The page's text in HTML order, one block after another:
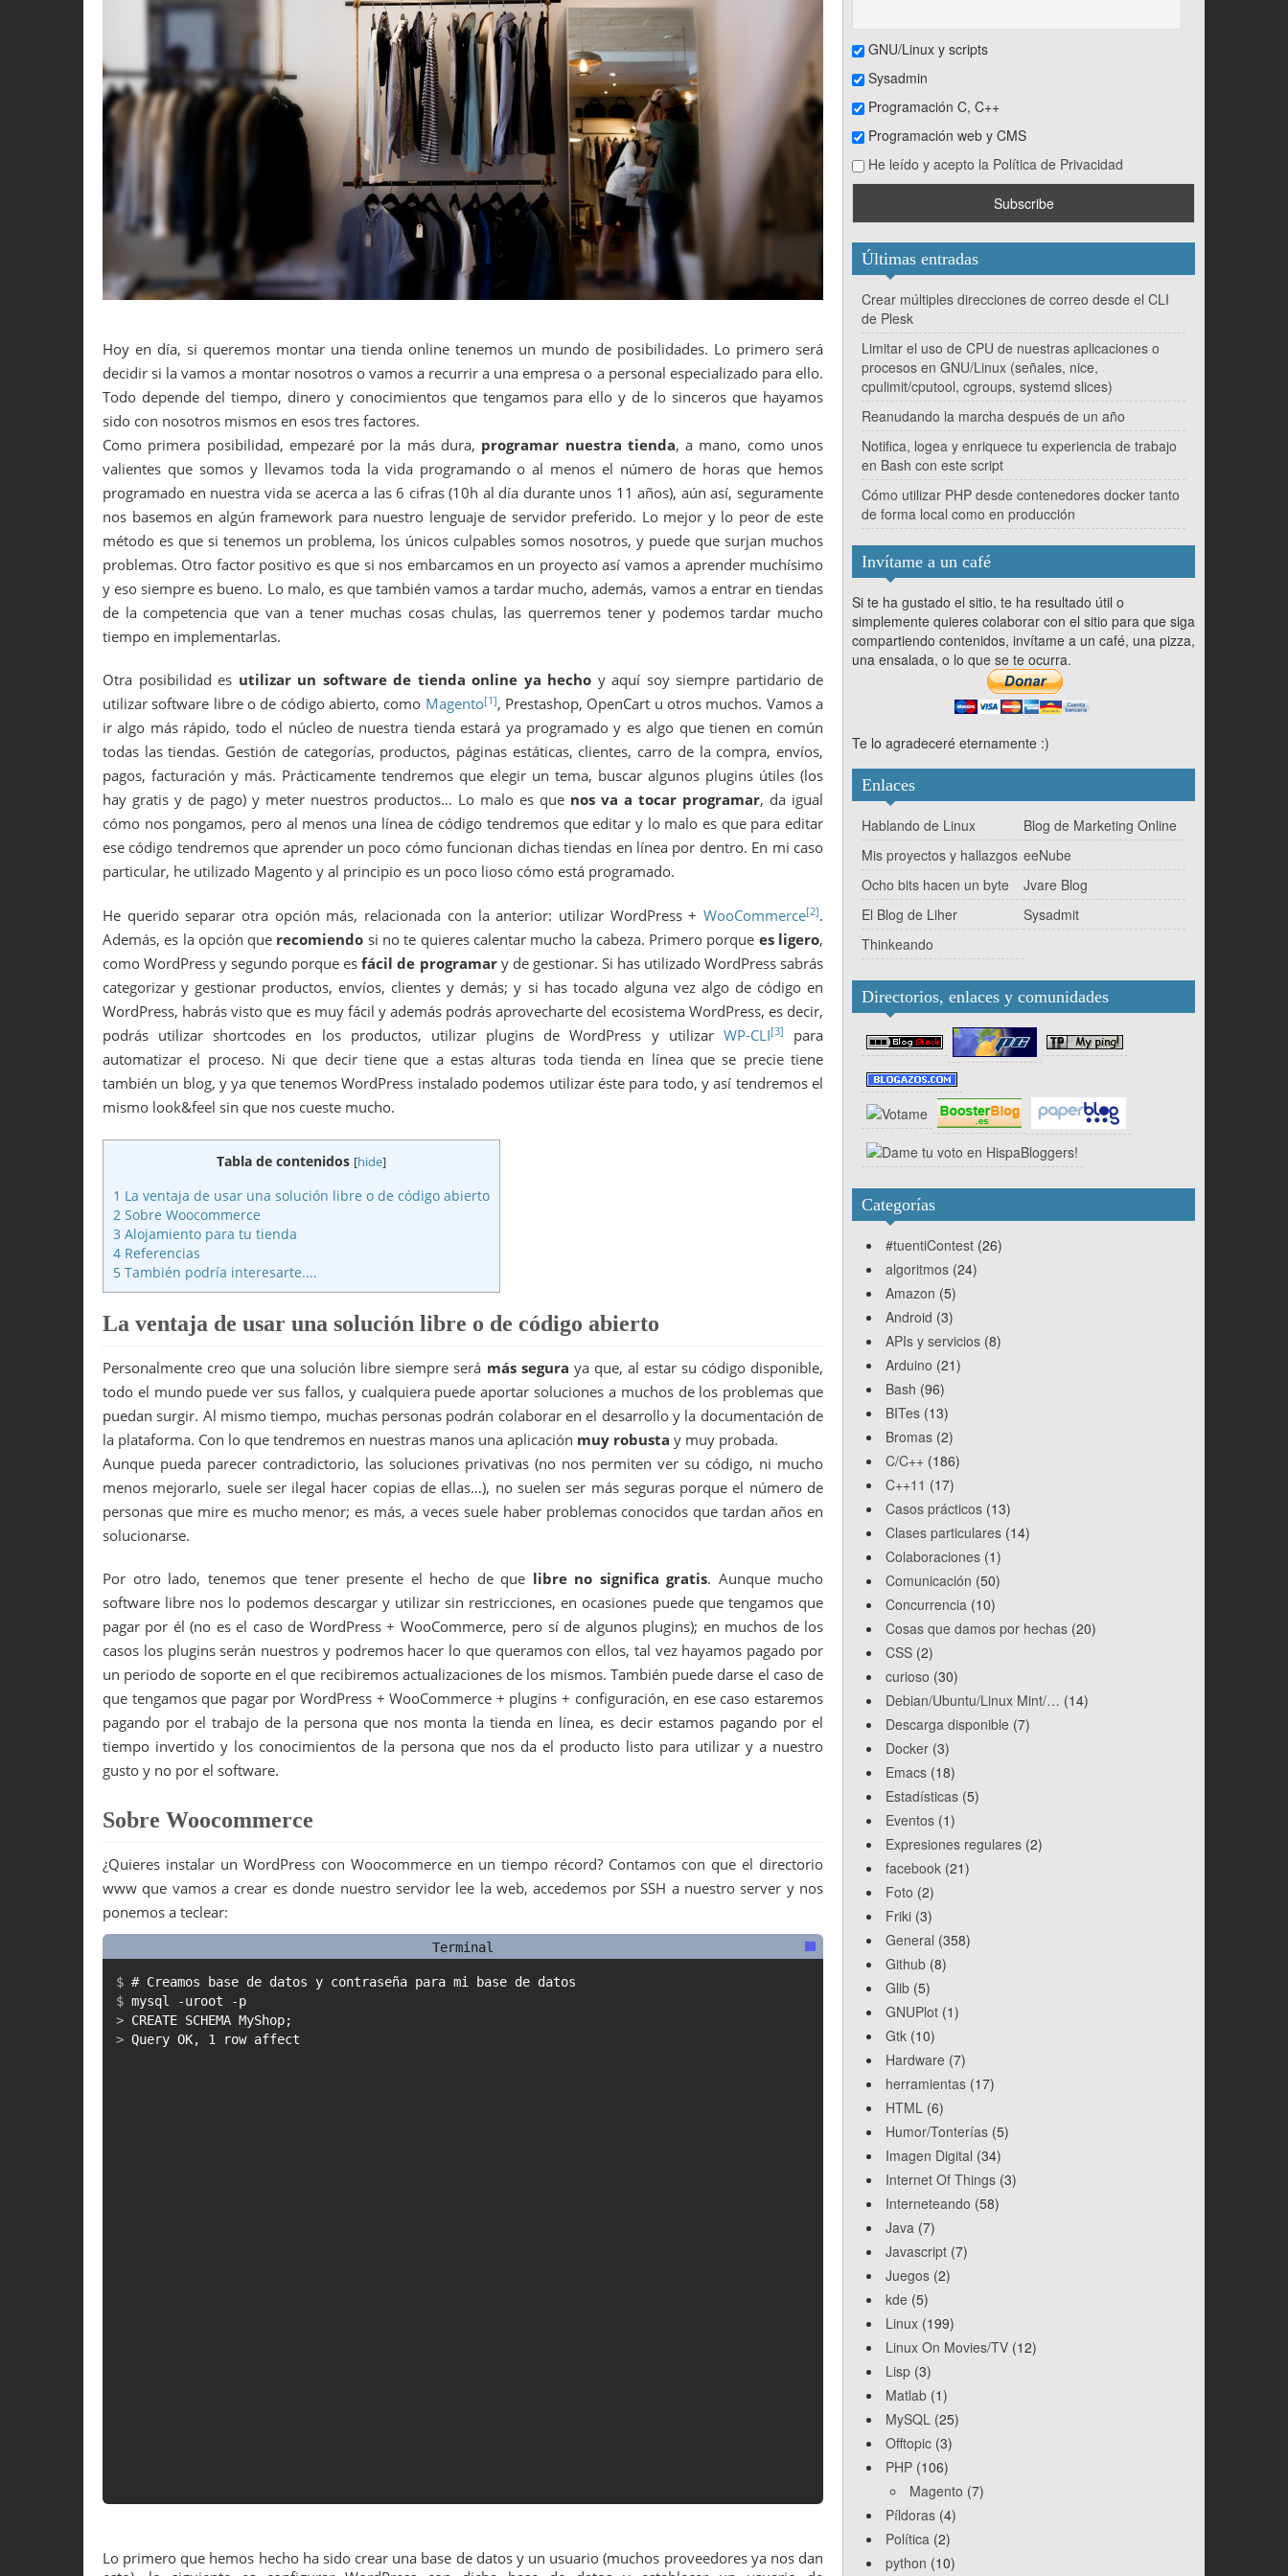
Hoy en día, si queremos montar una tienda online tenemos un mundo de posibilidades. Lo primero será
decidir si la vamos a montar nosotros o vamos a recurrir a una empresa o a personal especializado para ello.
Todo depende del tiempo, dinero y conocimientos que tengamos para ello y de lo sinceros que hayamos
sido con nosotros mismos en esos tres factores.
Como primera posibilidad, empezaré por la más dura, programar nuestra tienda, a mano, como unos
valientes que somos y llevamos toda la vida programando o al menos el número de horas que hemos
programado en nuestra vida se acerca a las 6 cifras (10h al día durante unos 11 años), aún así, seguramente
nos basemos en algún framework para nuestro lenguaje de servidor preferido. Lo mejor y lo peor de este
método es que si tenemos un problema, los únicos culpables somos nosotros, y puede que surjan muchos
problemas. Otro factor positivo es que si nos embarcamos en un proyecto así vamos a aprender muchísimo
y eso siempre es bueno. Lo malo, es que también vamos a tardar mucho, además, vamos a entrar en tiendas
de la competencia que van a tener muchas cosas chulas, las querremos tener y podemos tardar mucho
tiempo en implementarlas.
Otra posibilidad es utilizar un software de tienda online ya hecho y aquí soy siempre partidario de
utilizar software libre o de código abierto, como Magento[1], Prestashop, OpenCart u otros muchos. Vamos a
ir algo más rápido, todo el núcleo de nuestra tienda estará ya programado y es algo que tienen en común
todas las tiendas. Gestión de categorías, productos, páginas estáticas, clientes, carro de la compra, envíos,
pagos, facturación y más. Prácticamente tendremos que elegir un tema, buscar algunos plugins útiles (los
hay gratis y de pago) y meter nuestros productos… Lo malo es que nos va a tocar programar, da igual
cómo nos pongamos, pero al menos una línea de código tendremos que editar y lo malo es que para editar
ese código tendremos que aprender un poco cómo funcionan dichas tiendas en línea por dentro. En mi caso
particular, he utilizado Magento y al principio es un poco lioso cómo está programado.
He querido separar otra opción más, relacionada con la anterior: utilizar WordPress + WooCommerce[2].
Además, es la opción que recomiendo si no te quieres calentar mucho la cabeza. Primero porque es ligero,
como WordPress y segundo porque esfácil de programary de gestionar. Si has utilizado WordPress sabrás
categorizar y gestionar productos, envíos, clientes y demás; y si has tocado alguna vez algo de código en
WordPress, habrás visto que es muy fácil y además podrás aprovecharte del ecosistema WordPress, es decir,
podrás utilizar shortcodes en los productos, utilizar plugins de WordPress y utilizar WP-CLI[3]
para
automatizar el proceso. Ni que decir tiene que a estas alturas toda tienda en línea que se precie tiene
también un blog, y ya que tenemos WordPress instalado podemos utilizar éste para todo, y así tendremos el
mismo look&feel sin que nos cueste mucho.
Tabla de contenidos [hide]
1 La ventaja de usar una solución libre o de código abierto
2 Sobre Woocommerce
3 Alojamiento para tu tienda
4 Referencias
5 También podría interesarte....
La ventaja de usar una solución libre o de código abierto
Personalmente creo que una solución libre siempre será más segura ya que, al estar su código disponible,
todo el mundo puede ver sus fallos, y cualquiera puede aportar soluciones a muchos de los problemas que
puedan surgir. Al mismo tiempo, muchas personas podrán colaborar en el desarrollo y la documentación de
la plataforma. Con lo que tendremos en nuestras manos una aplicación muy robusta y muy probada.
Aunque pueda parecer contradictorio, las soluciones privativas (no nos permiten ver su código, ni mucho
menos mejorarlo, suele ser ilegal hacer copias de ellas…), no suelen ser más seguras porque el número de
personas que mire es mucho menor; es más, a veces suele haber problemas conocidos que tardan años en
solucionarse.
Por otro lado, tenemos que tener presente el hecho de que libre no significa gratis. Aunque mucho
software libre nos lo podemos descargar y utilizar sin restricciones, en ocasiones puede que tengamos que
pagar por él (no es el caso de WordPress + WooCommerce, pero sí de algunos plugins); en muchos de los
casos los plugins serán nuestros y podremos hacer lo que queramos con ellos, tal vez hayamos pagado por
un periodo de soporte en el que recibiremos actualizaciones de los mismos. También puede darse el caso de
que tengamos que pagar por WordPress + WooCommerce + plugins + configuración, en ese caso estaremos
pagando por el trabajo de la persona que nos monta la tienda en línea, es decir estamos pagando por el
tiempo invertido y los conocimientos de la persona que nos da el producto listo para utilizar y a nuestro
gusto y no por el software.
Sobre Woocommerce
¿Quieres instalar un WordPress con Woocommerce en un tiempo récord? Contamos con que el directorio
www que vamos a crear es donde nuestro servidor lee la web, accedemos por SSH a nuestro server y nos
ponemos a teclear:
# Creamos base de datos y contraseña para mi base de datos
mysql -uroot -p
CREATE SCHEMA MyShop;
Query OK, 1 row affect
Lo primero que hemos hecho ha sido crear una base de datos y un usuario (muchos proveedores ya nos dan
GNU/Linux y scripts
Sysadmin
Programación C, C++
Programación web y CMS
He leído y acepto la Política de Privacidad
Últimas entradas
Crear múltiples direcciones de correo desde el CLI
de Plesk
Limitar el uso de CPU de nuestras aplicaciones o
procesos en GNU/Linux (señales, nice,
cpulimit/cputool, cgroups, systemd slices)
Reanudando la marcha después de un año
Notifica, logea y enriquece tu experiencia de trabajo
en Bash con este script
Cómo utilizar PHP desde contenedores docker tanto
de forma local como en producción
Invítame a un café
Si te ha gustado el sitio, te ha resultado útil o
simplemente quieres colaborar con el sitio para que siga
compartiendo contenidos, invítame a un café, una pizza,
una ensalada, o lo que se te ocurra.
Te lo agradeceré eternamente :)
Enlaces
Hablando de Linux
Blog de Marketing Online
Mis proyectos y hallazgos eeNube
Ocho bits hacen un byte
Jvare Blog
El Blog de Liher
Sysadmit
Thinkeando
Directorios, enlaces y comunidades
Categorías
#tuentiContest (26)
algoritmos (24)
Amazon (5)
Android (3)
APIs y servicios (8)
Arduino (21)
Bash (96)
BITes (13)
Bromas (2)
C/C++ (186)
C++11 (17)
Casos prácticos (13)
Clases particulares (14)
Colaboraciones (1)
Comunicación (50)
Concurrencia (10)
Cosas que damos por hechas (20)
CSS (2)
curioso (30)
Debian/Ubuntu/Linux Mint/… (14)
Descarga disponible (7)
Docker (3)
Emacs (18)
Estadísticas (5)
Eventos (1)
Expresiones regulares (2)
facebook (21)
Foto (2)
Friki (3)
General (358)
Github (8)
Glib (5)
GNUPlot (1)
Gtk (10)
Hardware (7)
herramientas (17)
HTML (6)
Humor/Tonterías (5)
Imagen Digital (34)
Internet Of Things (3)
Interneteando (58)
Java (7)
Javascript (7)
Juegos (2)
kde (5)
Linux (199)
Linux On Movies/TV (12)
Lisp (3)
Matlab (1)
MySQL (25)
Offtopic (3)
PHP (106)
Magento (7)
Píldoras (4)
Política (2)
python (10)